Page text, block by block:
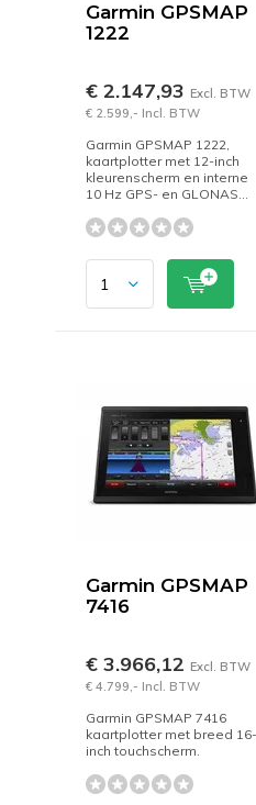
Garmin GPSMAP
1222
€ 2.147,93 Excl. BTW
€ 2.599,- Incl. BTW
Garmin GPSMAP 1222,
kaartplotter met 12-inch
kleurenscherm en interne
10 Hz GPS- en GLONAS...
Garmin GPSMAP
7416
€ 3.966,12 Excl. BTW
€ 4.799,- Incl. BTW
Garmin GPSMAP 7416
kaartplotter met breed 16-
inch touchscherm.